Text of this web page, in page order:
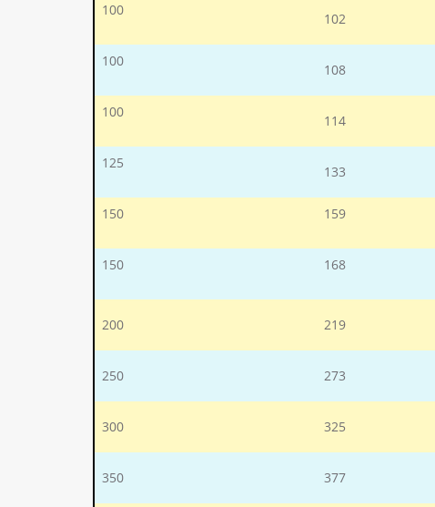
100
102
100
108
100
114
125
133
150 159
150 168
200 219
250 273
300 325
350 377